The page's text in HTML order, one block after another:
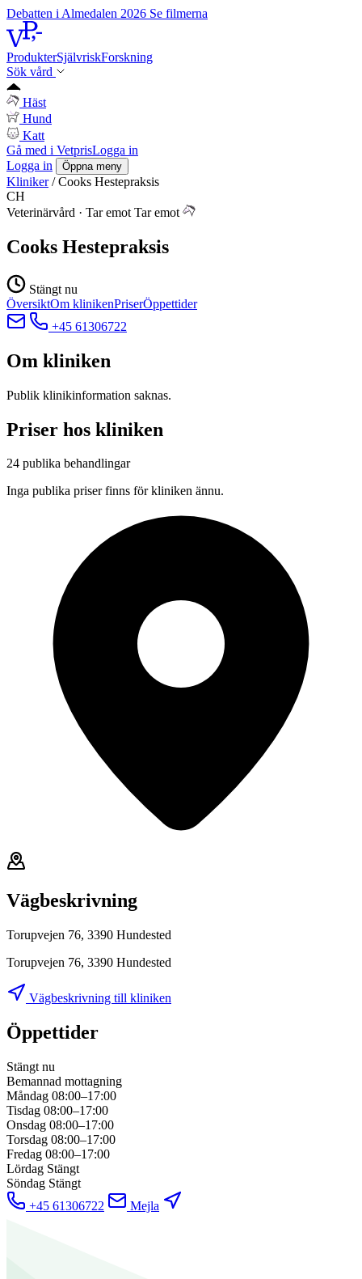
Debatten i Almedalen 2026 Se filmerna
ProdukterSjälvriskForskning
Sök vård
Häst
Hund
Katt
Gå med i VetprisLogga in
Logga in
Öppna meny
Kliniker / Cooks Hestepraksis
CH
Veterinärvård · Tar emot Tar emot
Cooks Hestepraksis
Stängt nu
ÖversiktOm klinikenPriserÖppettider
+45 61306722
Om kliniken
Publik klinikinformation saknas.
Priser hos kliniken
24 publika behandlingar
Inga publika priser finns för kliniken ännu.
Vägbeskrivning
Torupvejen 76, 3390 Hundested
Torupvejen 76, 3390 Hundested
Vägbeskrivning till kliniken
Öppettider
Stängt nu
Bemannad mottagning
Måndag 08:00–17:00
Tisdag 08:00–17:00
Onsdag 08:00–17:00
Torsdag 08:00–17:00
Fredag 08:00–17:00
Lördag Stängt
Söndag Stängt
+45 61306722
Mejla